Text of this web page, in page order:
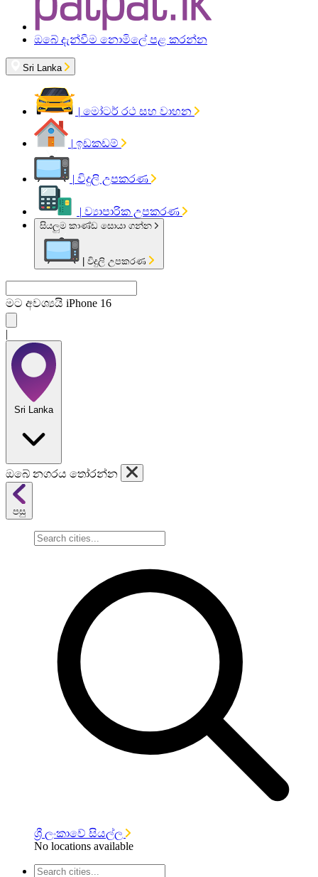
ඔබේ දැන්වීම නොමිලේ පළ කරන්න
Sri Lanka
| මෝටර් රථ සහ වාහන
| ඉඩකඩම්
| විදුලි උපකරණ
| ව්‍යාපාරික උපකරණ
සියලුම කාණ්ඩ සොයා ගන්න
විදුලි උපකරණ
මට අවශ්‍යයි
|
Sri Lanka
ඔබේ නගරය තෝරන්න
පසු
ශ්‍රී ලංකාවේ සියල්ල
No locations available